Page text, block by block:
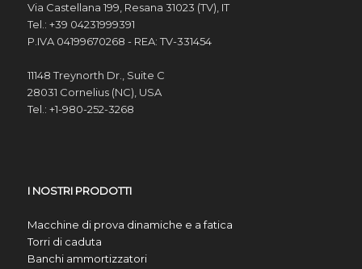
Via Castellana 199, Resana 31023 (TV), IT
Tel.: +39 04231999391
P.IVA 04199670268 - REA: TV-331454
11148 Treynorth Dr., Suite C
28031 Cornelius (NC), USA
Tel.: +1-980-252-3268
I NOSTRI PRODOTTI
Macchine di prova dinamiche e a fatica
Torri di caduta
Banchi ammortizzatori